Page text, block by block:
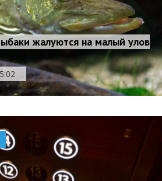
жалуются на малый улов